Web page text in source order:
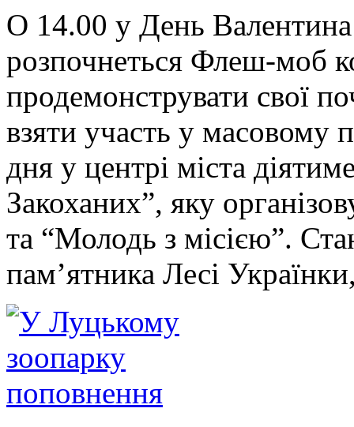
О 14.00 у День
розпочнеться Флеш-моб
продемонструвати свої
взяти участь у масовому
дня у центрі міста
Закоханих”, яку
та “Молодь з місією”.
пам’ятника Лесі